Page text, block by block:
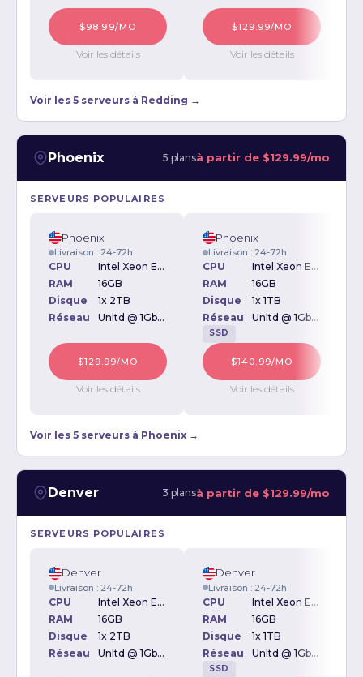
$98.99/MO
Voir les détails
$129.99/MO
Voir les détails
Voir les 5 serveurs à Redding →
Phoenix 5 plansà partir de $129.99/mo
SERVEURS POPULAIRES
Phoenix
Livraison : 24-72h
CPU
Intel Xeon E3-1270v2 3.50GHz
RAM
16GB
Disque
1x 2TB
Réseau
Unltd @ 1Gbps
$129.99/MO
Voir les détails
Phoenix
Livraison : 24-72h
CPU
Intel Xeon E3-1270v2 3.50GHz
RAM
16GB
Disque
1x 1TB
Réseau
Unltd @ 1Gbps
SSD
$140.99/MO
Voir les détails
Voir les 5 serveurs à Phoenix →
Denver 3 plansà partir de $129.99/mo
SERVEURS POPULAIRES
Denver
Livraison : 24-72h
CPU
Intel Xeon E3-1270v2 3.50GHz
RAM
16GB
Disque
1x 2TB
Réseau
Unltd @ 1Gbps
Denver
Livraison : 24-72h
CPU
Intel Xeon E3-1270v2 3.50GHz
RAM
16GB
Disque
1x 1TB
Réseau
Unltd @ 1Gbps
SSD